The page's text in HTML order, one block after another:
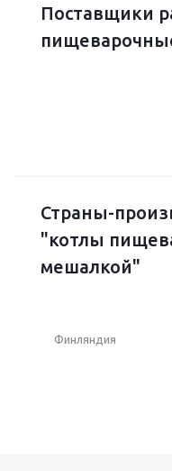
Поставщики
Страны-
"котлы
мешалкой"
Финляндия